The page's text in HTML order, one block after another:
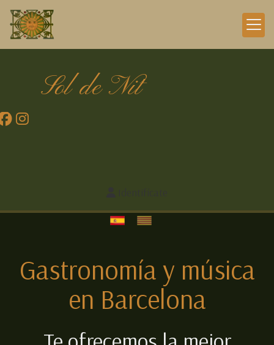
Sol de Nit
Gastronomía y música
en Barcelona